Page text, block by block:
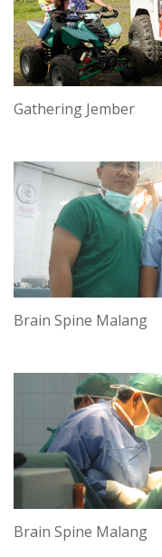
Gathering Jember
Brain Spine Malang
Brain Spine Malang